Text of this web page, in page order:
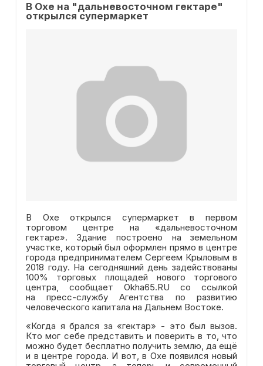
В Охе на "дальневосточном гектаре"
открылся супермаркет
В Охе открылся супермаркет в первом
торговом центре на «дальневосточном
гектаре». Здание построено на земельном
участке, который был оформлен прямо в центре
города предпринимателем Сергеем Крыловым в
2018 году. На сегодняшний день задействованы
100% торговых площадей нового торгового
центра, сообщает Okha65.RU со ссылкой
на пресс-службу Агентства по развитию
человеческого капитала на Дальнем Востоке.
«Когда я брался за «гектар» - это был вызов.
Кто мог себе представить и поверить в то, что
можно будет бесплатно получить землю, да ещё
и в центре города. И вот, в Охе появился новый